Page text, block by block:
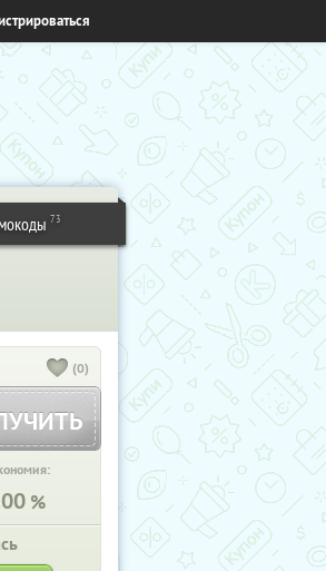
73
(0)
%